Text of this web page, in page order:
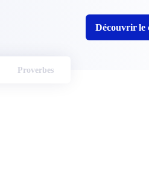
Découvrir le
Proverbes